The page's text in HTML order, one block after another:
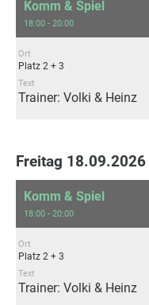
Komm & Spiel
18:00 - 20:00
Ort
Platz 2 + 3
Text
Trainer: Volki & Heinz
Freitag 18.09.2026
Komm & Spiel
18:00 - 20:00
Ort
Platz 2 + 3
Text
Trainer: Volki & Heinz